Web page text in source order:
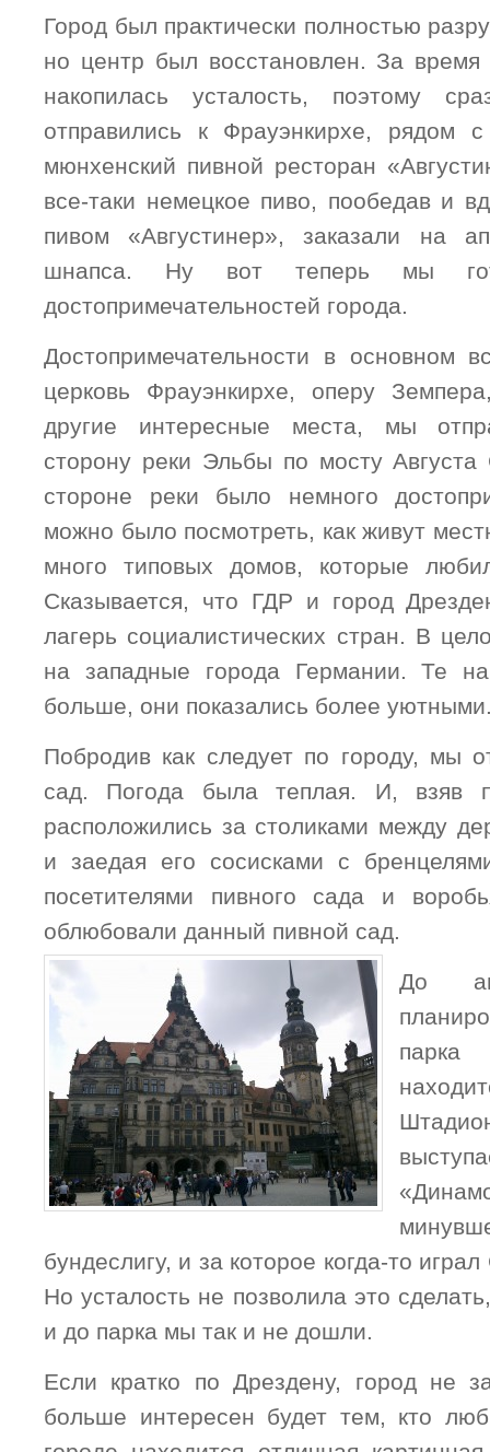
Город был практически полностью
но центр был восстановлен. За время
накопилась усталость, поэтому
отправились к Фрауэнкирхе, рядом
мюнхенский пивной ресторан
все-таки немецкое пиво, пообедав и
пивом «Августинер», заказали на
шнапса. Ну вот теперь мы
достопримечательностей города.
Достопримечательности в основном
церковь Фрауэнкирхе, оперу
другие интересные места, мы
сторону реки Эльбы по мосту
стороне реки было немного
можно было посмотреть, как живут
много типовых домов, которые
Сказывается, что ГДР и город
лагерь социалистических стран. В
на западные города Германии. Те
больше, они показались более
Побродив как следует по городу, мы
сад. Погода была теплая. И, взяв
расположились за столиками между
и заедая его сосисками с
посетителями пивного сада и
облюбовали данный пивной сад.
До
парка
бундеслигу, и за которое когда-то
Но усталость не позволила это
и до парка мы так и не дошли.
Если кратко по Дрездену, город не
больше интересен будет тем, кто